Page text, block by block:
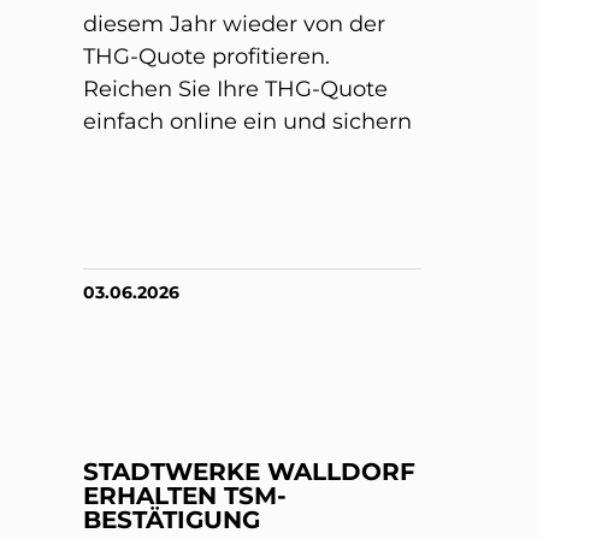
diesem Jahr wieder von der
THG-Quote profitieren.
Reichen Sie Ihre THG-Quote
einfach online ein und sichern
03.06.2026
STADTWERKE WALLDORF
ERHALTEN TSM-
BESTÄTIGUNG